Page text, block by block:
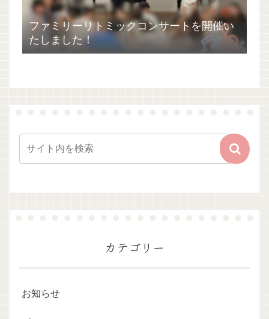
ファミリーリトミックコンサートを開催い
たしました！
カテゴリー
お知らせ